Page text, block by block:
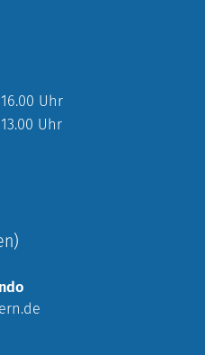
Uhr
Uhr